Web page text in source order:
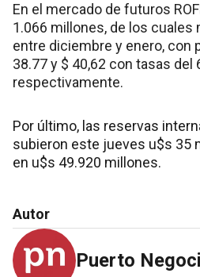
En el mercado de futuros
1.066 millones, de los cuales
entre diciembre y enero, con
38.77 y $ 40,62 con tasas del
respectivamente.
Por último, las reservas
subieron este jueves u$s 35
en u$s 49.920 millones.
Autor
Puerto